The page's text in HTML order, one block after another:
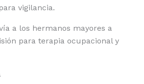
vigilancia.
a los hermanos mayores a
para terapia ocupacional y